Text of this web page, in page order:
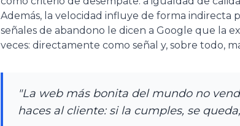
Además, la velocidad influye de forma indirecta
señales de abandono le dicen a Google que la
veces: directamente como señal y, sobre todo,
"La web más bonita del mundo no
haces al cliente: si la cumples, se